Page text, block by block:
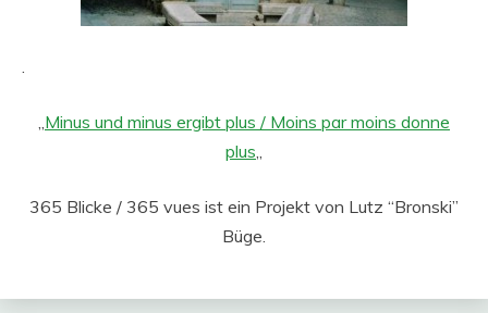
.
„Minus und minus ergibt plus / Moins par moins donne
plus„
365 Blicke / 365 vues ist ein Projekt von Lutz “Bronski”
Büge.